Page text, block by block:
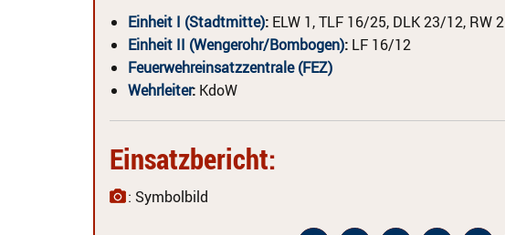
Einheit I (Stadtmitte): ELW 1, TLF 16/25, DLK 23/12, RW 2
Einheit II (Wengerohr/Bombogen): LF 16/12
Feuerwehreinsatzzentrale (FEZ)
Wehrleiter: KdoW
Einsatzbericht:
: Symbolbild